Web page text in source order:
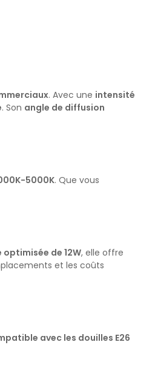
. Avec une intensité
. Son angle de diffusion
5000K. Que vous
optimisée de 12W, elle offre
et les coûts
avec les douilles E26